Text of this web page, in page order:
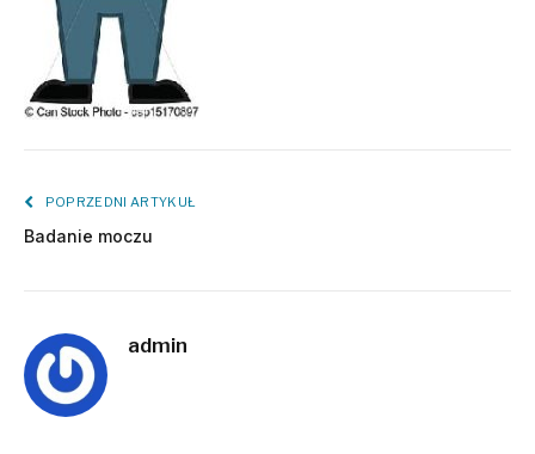
POPRZEDNI ARTYKUŁ
Badanie moczu
admin